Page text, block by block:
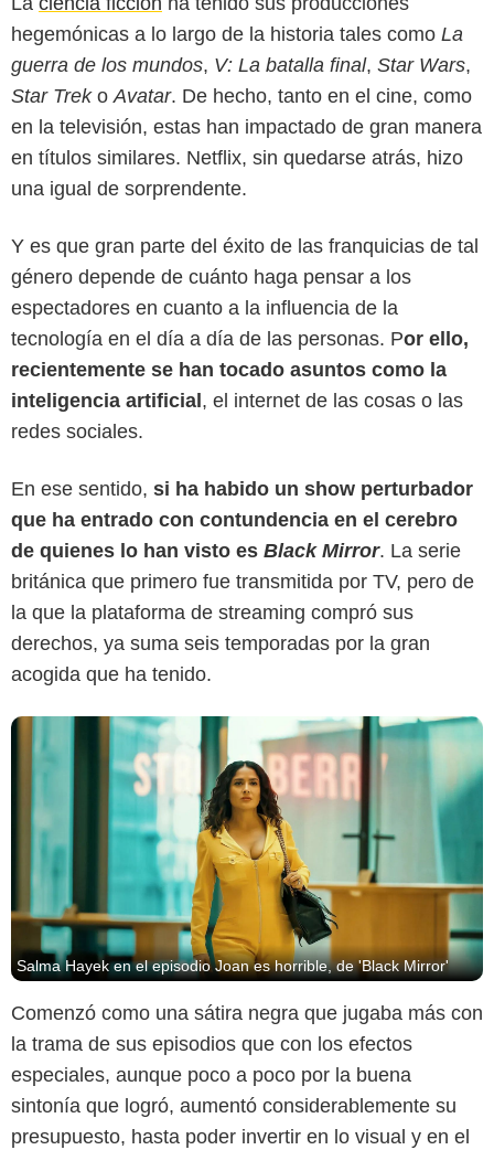
hegemónicas a lo largo de la historia tales como La
guerra de los mundos, V: La batalla final, Star Wars,
Star Treko Avatar. De hecho, tanto en el cine, como
en la televisión, estas han impactado de gran manera
en títulos similares. Netflix, sin quedarse atrás, hizo
una igual de sorprendente.
Y es que gran parte del éxito de las franquicias de tal
género depende de cuánto haga pensar a los
espectadores en cuanto a la influencia de la
tecnología en el día a día de las personas. Por ello,
recientemente se han tocado asuntos como la
inteligencia artificial, el internet de las cosas o las
redes sociales.
En ese sentido, si ha habido un show perturbador
que ha entrado con contundencia en el cerebro
de quienes lo han visto es Black Mirror. La serie
británica que primero fue transmitida por TV, pero de
la que la plataforma de streaming compró sus
derechos, ya suma seis temporadas por la gran
acogida que ha tenido.
Salma Hayek en el episodio Joan es horrible, de 'Black Mirror'
Comenzó como una sátira negra que jugaba más con
la trama de sus episodios que con los efectos
especiales, aunque poco a poco por la buena
sintonía que logró, aumentó considerablemente su
presupuesto, hasta poder invertir en lo visual y en el